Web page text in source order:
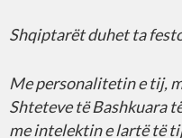
Shqiptarët duhet ta
Me personalitetin e tij,
Shteteve të Bashkuara
me intelektin e lartë të